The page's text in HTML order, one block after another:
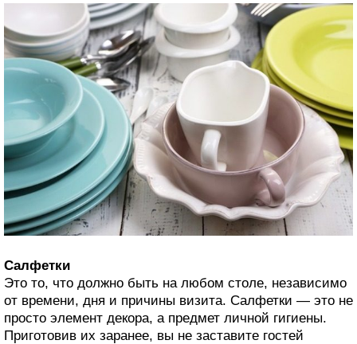
Салфетки
Это то, что должно быть на любом столе, независимо
от времени, дня и причины визита. Салфетки — это не
просто элемент декора, а предмет личной гигиены.
Приготовив их заранее, вы не заставите гостей